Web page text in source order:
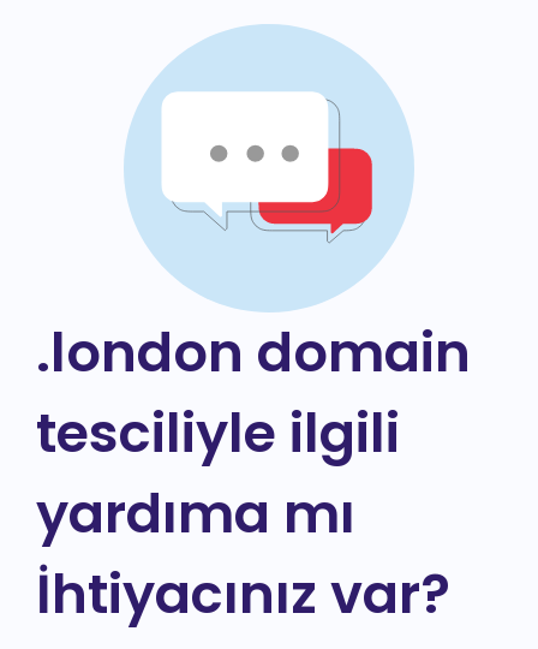
.london domain
tesciliyle ilgili
yardıma mı
İhtiyacınız var?